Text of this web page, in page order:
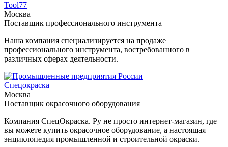
Tool77
Москва
Поставщик профессионального инструмента
Наша компания специализируется на продаже
профессионального инструмента, востребованного в
различных сферах деятельности.
Спецокраска
Москва
Поставщик окрасочного оборудования
Компания СпецОкраска. Ру не просто интернет-магазин, где
вы можете купить окрасочное оборудование, а настоящая
энциклопедия промышленной и строительной окраски.